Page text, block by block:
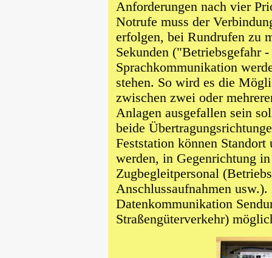
Anforderungen nach vier
Notrufe muss der
erfolgen, bei Rundrufen zu
Sekunden ("Betriebsgefahr
Sprachkommunikation
stehen. So wird es die
zwischen zwei oder
Anlagen ausgefallen sein
beide
Feststation können
werden, in Gegenrichtung
Zugbegleitpersonal
Anschlussaufnahmen
Datenkommunikation
Straßengüterverkehr)